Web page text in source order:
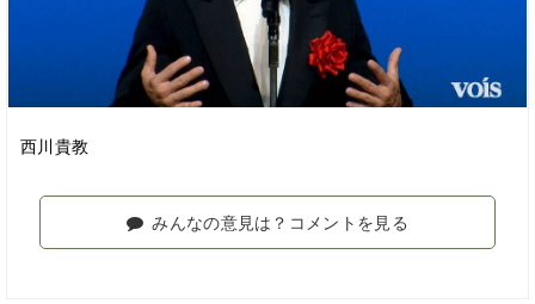
西川貴教
みんなの意見は？コメントを見る